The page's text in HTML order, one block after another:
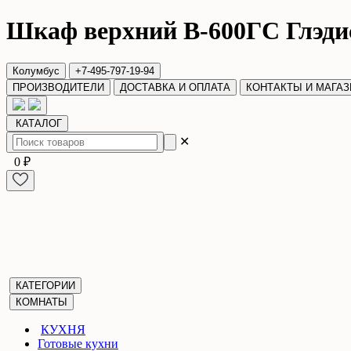
Шкаф верхний В-600ГС
Колумбус
+7-495-797-19-94
ПРОИЗВОДИТЕЛИ
ДОСТАВКА И ОПЛАТА КОНТАКТЫ И
КАТАЛОГ
✕
0 ₽
КАТЕГОРИИ
КОМНАТЫ
КУХНЯ
Готовые кухни